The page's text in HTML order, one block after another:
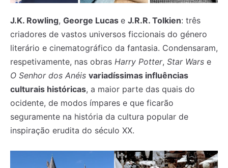
J.K. Rowling, George Lucas e J.R.R. Tolkien: três
criadores de vastos universos ficcionais do género
literário e cinematográfico da fantasia. Condensaram,
respetivamente, nas obras Harry Potter, Star Wars e
O Senhor dos Anéis variadíssimas influências
culturais históricas, a maior parte das quais do
ocidente, de modos ímpares e que ficarão
seguramente na história da cultura popular de
inspiração erudita do século XX.